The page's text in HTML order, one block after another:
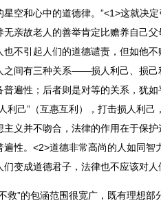
星空和心中的道德律。”<1>这就决
亲故老人的善举肯定比赡养自己
不引起人们的道德谴责，但如他
之间有三种关系——损人利己、损己
遍性；后者则是对等的关系，犹
利己”（互惠互利），打击损人利
义并不吻合，法律的作用在于保
性。<2>道德非常高尚的人如同智
变成道德君子，法律也不应该对人
救”的包涵范围很宽广，既有理想